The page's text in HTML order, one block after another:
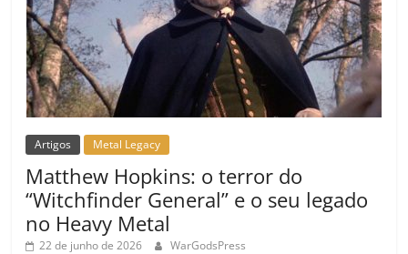
Artigos Metal Legacy
Matthew Hopkins: o terror do
“Witchfinder General” e o seu legado
no Heavy Metal
22 de junho de 2026 WarGodsPress